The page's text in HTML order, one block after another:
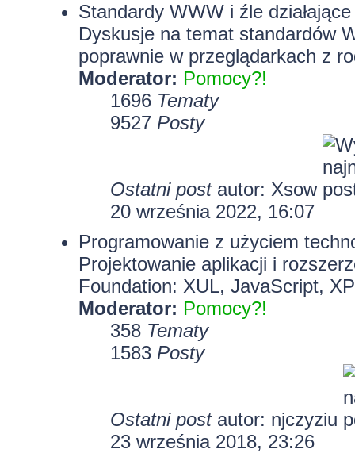
Standardy WWW i źle
Dyskusje na temat standardów
poprawnie w przeglądarkach z
Moderator: Pomocy?!
1696 Tematy
9527 Posty
Ostatni postautor: Xsow
20 września 2022, 16:07
Programowanie z użyciem
Projektowanie aplikacji i
Foundation: XUL, JavaScript,
Moderator: Pomocy?!
358 Tematy
1583 Posty
Ostatni postautor: njczyziu
23 września 2018, 23:26